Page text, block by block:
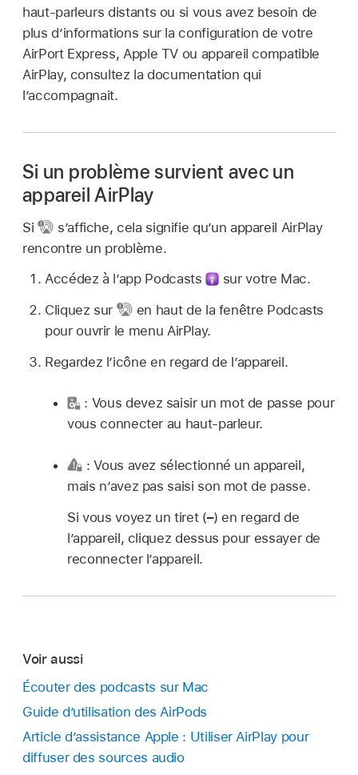
haut-parleurs distants ou si vous avez besoin de
plus d’informations sur la configuration de votre
AirPort Express, Apple TV ou appareil compatible
AirPlay, consultez la documentation qui
l’accompagnait.
Si un problème survient avec un
appareil AirPlay
Si
s’affiche, cela signifie qu’un appareil AirPlay
rencontre un problème.
Accédez à l’app Podcasts
sur votre Mac.
Cliquez sur
en haut de la fenêtre Podcasts
pour ouvrir le menu AirPlay.
Regardez l’icône en regard de l’appareil.
: Vous devez saisir un mot de passe pour
vous connecter au haut-parleur.
: Vous avez sélectionné un appareil,
mais n’avez pas saisi son mot de passe.
Si vous voyez un tiret (–) en regard de
l’appareil, cliquez dessus pour essayer de
reconnecter l’appareil.
Voir aussi
Écouter des podcasts sur Mac
Guide d’utilisation des AirPods
Article d’assistance Apple : Utiliser AirPlay pour
diffuser des sources audio